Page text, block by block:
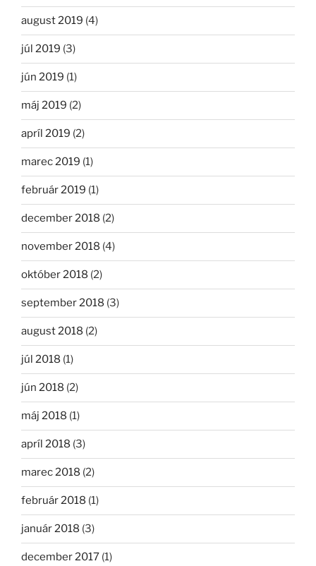
august 2019 (4)
júl 2019 (3)
jún 2019 (1)
máj 2019 (2)
apríl 2019 (2)
marec 2019 (1)
február 2019 (1)
december 2018 (2)
november 2018 (4)
október 2018 (2)
september 2018 (3)
august 2018 (2)
júl 2018 (1)
jún 2018 (2)
máj 2018 (1)
apríl 2018 (3)
marec 2018 (2)
február 2018 (1)
január 2018 (3)
december 2017 (1)